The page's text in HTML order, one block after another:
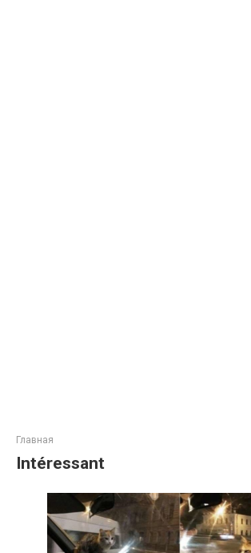
Главная
Intéressant